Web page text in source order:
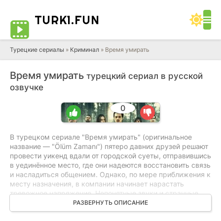
TURK1.FUN
Турецкие сериалы » Криминал » Время умирать
Время умирать турецкий сериал в русской
озвучке
0
0 0
В турецком сериале "Время умирать" (оригинальное
название — "Ölüm Zamanı") пятеро давних друзей решают
провести уикенд вдали от городской суеты, отправившись
в уединённое место, где они надеются восстановить связь
и насладиться общением. Однако, по мере приближения к
месту назначения, в компании начинает нарастать
тревожное напряжение. Непонятные звуки и странные
ощущения заставляют их сомневаться в безопасности, но
никто не хочет придавать этому значения. Вечер, который
РАЗВЕРНУТЬ ОПИСАНИЕ